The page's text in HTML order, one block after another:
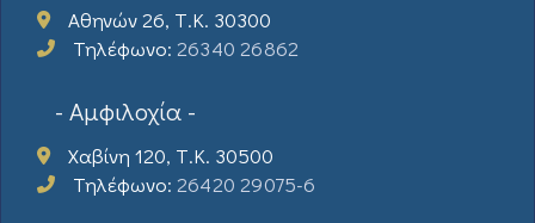
Αθηνών 26, Τ.Κ. 30300
Τηλέφωνο: 26340 26862
- Αμφιλοχία -
Χαβίνη 120, Τ.Κ. 30500
Τηλέφωνο: 26420 29075-6